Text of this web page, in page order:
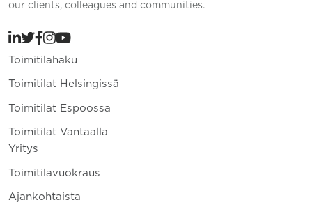
our clients, colleagues and communities.
Toimitilahaku
Toimitilat Helsingissä
Toimitilat Espoossa
Toimitilat Vantaalla
Yritys
Toimitilavuokraus
Ajankohtaista